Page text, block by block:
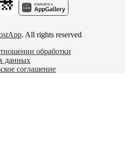
. All rights reserved
обработки
данных
соглашение